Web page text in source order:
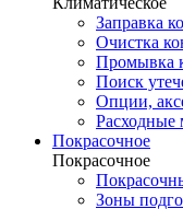
Заправка
Очистка
Промывка
Поиск
Опции,
Расходные
Покрасочное
Покрасочное
Зоны